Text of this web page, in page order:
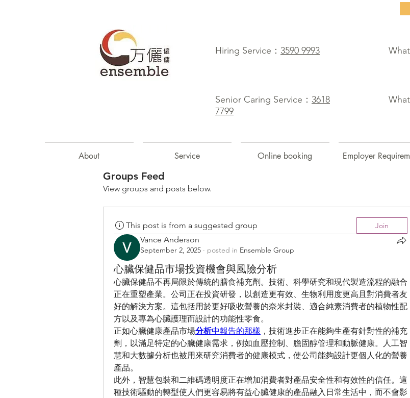
Hiring Service： 3590 9993
Senior Caring Service： 3618
7799
About Service Online booking Employer
Groups Feed
View groups and posts below.
This post is from a suggested group Join
Vance Anderson
September 2, 2025 · posted in Ensemble Group
心臟保健品市場投資機會與風險分析
心臟保健品不再局限於傳統的膳食補充劑。技術、科學研究和現代製造流程的融合
正在重塑產業。公司正在投資研發，以創造更有效、生物利用度更高且對消費者友
好的解決方案。這包括用於更好吸收營養的奈米封裝、適合純素消費者的植物性配
方以及專為心臟護理而設計的功能性零食。
正如心臟健康產品市場分析中報告的那樣 ，技術進步正在能夠生產有針對性的補充
劑，以滿足特定的心臟健康需求，例如血壓控制、膽固醇管理和動脈健康。人工智
慧和大數據分析也被用來研究消費者的健康模式，使公司能夠設計更個人化的營養
產品。
此外，智慧包裝和二維碼透明度正在增加消費者對產品安全性和有效性的信任。這
種技術驅動的轉型使人們更容易將有益心臟健康的產品融入日常生活中，而不會影